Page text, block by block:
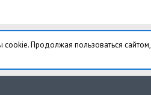
Продолжая пользоваться